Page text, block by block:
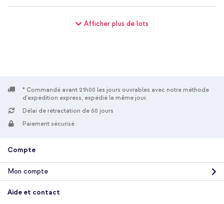
Afficher plus de lots
Spigen Coque Liquid Air™ Samsung Galaxy A37 (5G) - Crystal
Clear + Wall Charger - Chargeur - Connexion USB-C et USB -
gratuite
Spigen Coque Liquid Air™ Samsung Galaxy A37 (5G) - Crystal
* Commandé avant 21h00 les jours ouvrables avec notre méthode
d'expédition express, expédié le même jour.
Délai de rétractation de 60 jours
Paiement sécurisé
Compte
Mon compte
Aide et contact